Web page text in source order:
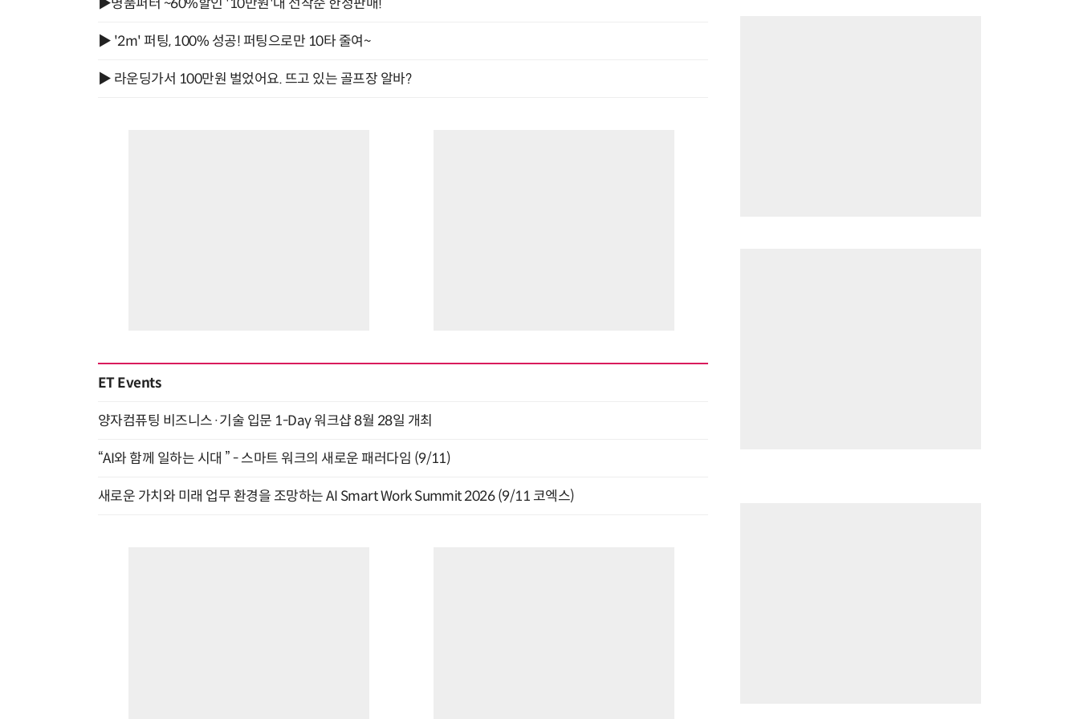
▶명품퍼터 ~60%할인 '10만원'대 선착순 한정판매!
▶ '2m' 퍼팅, 100% 성공! 퍼팅으로만 10타 줄여~
▶ 라운딩가서 100만원 벌었어요. 뜨고 있는 골프장 알바?
ET Events
양자컴퓨팅 비즈니스·기술 입문 1-Day 워크샵 8월 28일 개최
“AI와 함께 일하는 시대 ” - 스마트 워크의 새로운 패러다임 (9/11)
새로운 가치와 미래 업무 환경을 조망하는 AI Smart Work Summit 2026 (9/11 코엑스)